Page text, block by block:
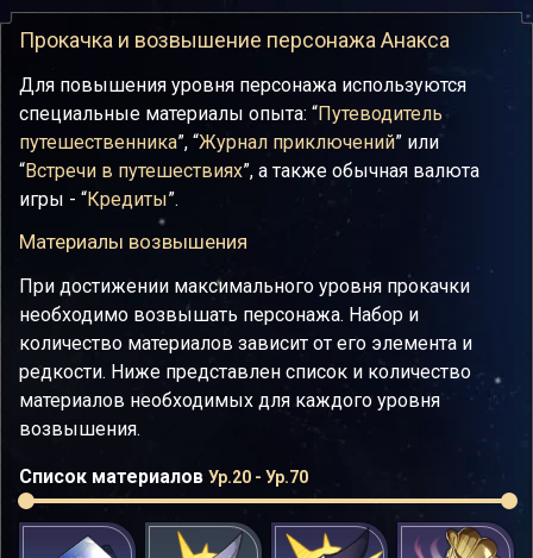
Прокачка и возвышение персонажа Анакса
Для повышения уровня персонажа используются
специальные материалы опыта: “Путеводитель
путешественника”, “Журнал приключений” или
“Встречи в путешествиях”, а также обычная валюта
игры - “Кредиты”.
Материалы возвышения
При достижении максимального уровня прокачки
необходимо возвышать персонажа. Набор и
количество материалов зависит от его элемента и
редкости. Ниже представлен список и количество
материалов необходимых для каждого уровня
возвышения.
Список материалов Ур.20 - Ур.70